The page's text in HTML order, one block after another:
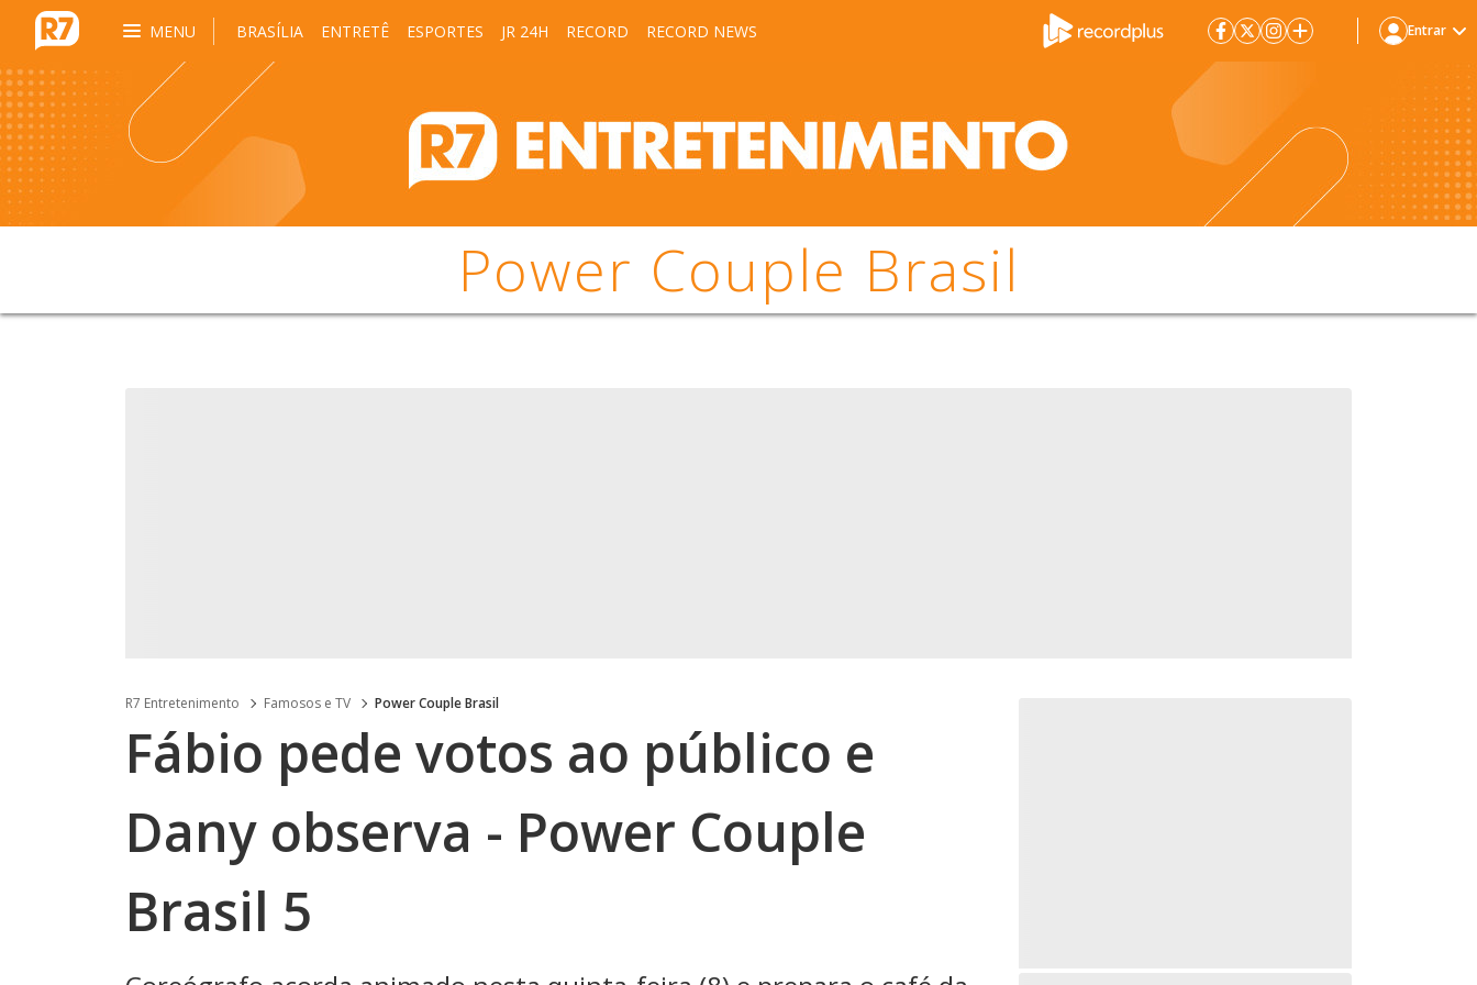
MENU BRASÍLIA ENTRETÊ ESPORTES JR 24H RECORD RECORD NEWS Entrar
Power Couple Brasil
R7 Entretenimento Famosos e TV Power Couple Brasil
Fábio pede votos ao público e
Dany observa - Power Couple
Brasil 5